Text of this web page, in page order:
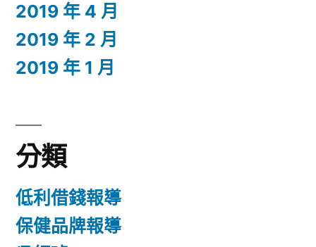
2019 年 4 月
2019 年 2 月
2019 年 1 月
分類
低利借錢報導
保健品牌報導